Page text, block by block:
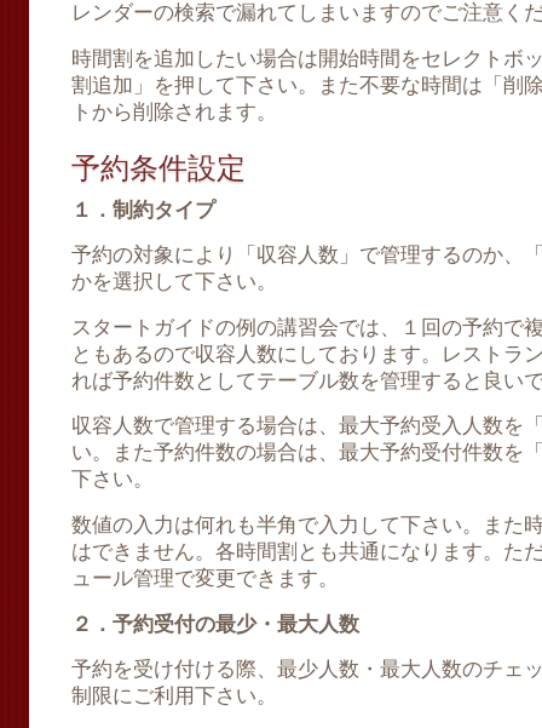
レンダーの検索で漏れてしまいますのでご注意く
時間割を追加したい場合は開始時間をセレクトボ
割追加」を押して下さい。また不要な時間は「削
トから削除されます。
予約条件設定
１．制約タイプ
予約の対象により「収容人数」で管理するのか、
かを選択して下さい。
スタートガイドの例の講習会では、１回の予約で
ともあるので収容人数にしております。レストラ
れば予約件数としてテーブル数を管理すると良い
収容人数で管理する場合は、最大予約受入人数を
い。また予約件数の場合は、最大予約受付件数を
下さい。
数値の入力は何れも半角で入力して下さい。また
はできません。各時間割とも共通になります。た
ュール管理で変更できます。
２．予約受付の最少・最大人数
予約を受け付ける際、最少人数・最大人数のチェ
制限にご利用下さい。